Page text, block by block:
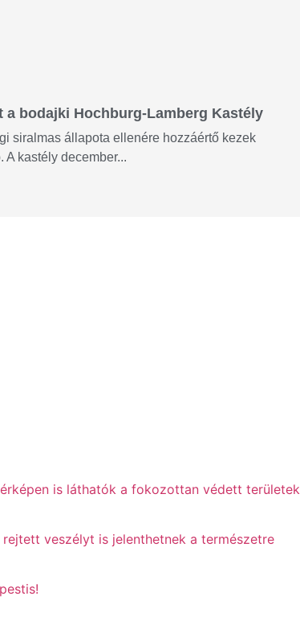
bodajki Hochburg-Lamberg Kastély
siralmas állapota ellenére hozzáértő kezek
kastély december...
is láthatók a fokozottan védett területek
veszélyt is jelenthetnek a természetre